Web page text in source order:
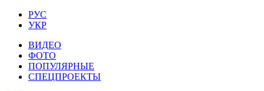
РУС
УКР
ВИДЕО
ФОТО
ПОПУЛЯРНЫЕ
СПЕЦПРОЕКТЫ